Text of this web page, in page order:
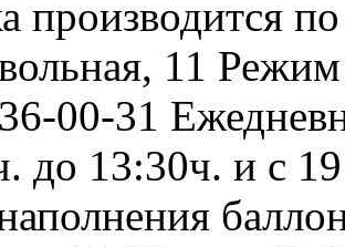
производится
11
00-31
до 13:30ч. и с